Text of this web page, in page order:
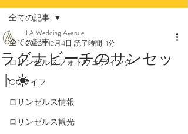
全ての記事
ロサンゼルスフォトウェディング
OCライフ
ロサンゼルス情報
ロサンゼルス観光
全ての記事
ラグナビーチのサンセッ
ト☀️
LA Wedding Avenue
2022年12月4日 読了時間: 1分